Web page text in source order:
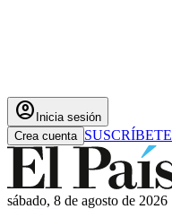
account_circle Inicia sesión
Crea cuenta SUSCRÍBETE
sábado, 8 de agosto de 2026